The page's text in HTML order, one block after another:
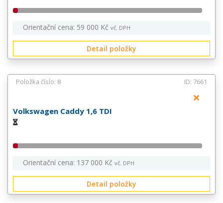
Orientační cena: 59 000 Kč vč. DPH
Detail položky
Položka číslo: 8 ID: 7661
Volkswagen Caddy 1,6 TDI
Orientační cena: 137 000 Kč vč. DPH
Detail položky